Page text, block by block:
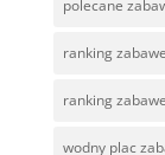
polecane
ranking
ranking
wodny plac